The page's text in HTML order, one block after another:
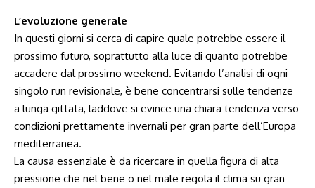
L’evoluzione generale
In questi giorni si cerca di capire quale potrebbe essere il
prossimo futuro, soprattutto alla luce di quanto potrebbe
accadere dal prossimo weekend. Evitando l’analisi di ogni
singolo run revisionale, è bene concentrarsi sulle tendenze
a lunga gittata, laddove si evince una chiara tendenza verso
condizioni prettamente invernali per gran parte dell’Europa
mediterranea.
La causa essenziale è da ricercare in quella figura di alta
pressione che nel bene o nel male regola il clima su gran